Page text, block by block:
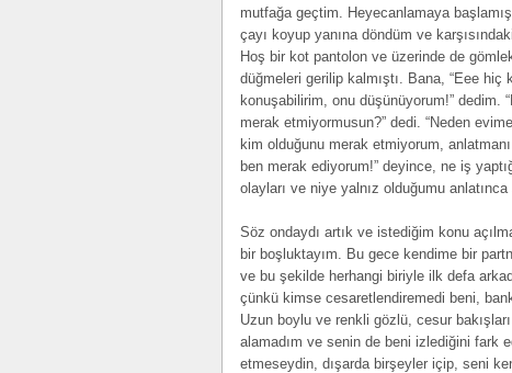
mutfağa geçtim. Heyecanlamaya
çayı koyup yanına döndüm ve
Hoş bir kot pantolon ve üzerinde de
düğmeleri gerilip kalmıştı. Bana, “Eee hiç
konuşabilirim, onu düşünüyorum!” dedim.
merak etmiyormusun?” dedi. “Neden
kim olduğunu merak etmiyorum,
ben merak ediyorum!” deyince, ne iş
olayları ve niye yalnız olduğumu
Söz ondaydı artık ve istediğim konu
bir boşluktayım. Bu gece kendime bir
ve bu şekilde herhangi biriyle ilk defa
çünkü kimse cesaretlendiremedi beni,
Uzun boylu ve renkli gözlü, cesur
alamadım ve senin de beni izlediğini fark
etmeseydin, dışarda birşeyler içip, seni